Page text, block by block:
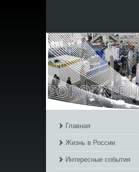
Главная
Жизнь в России
Интересные события